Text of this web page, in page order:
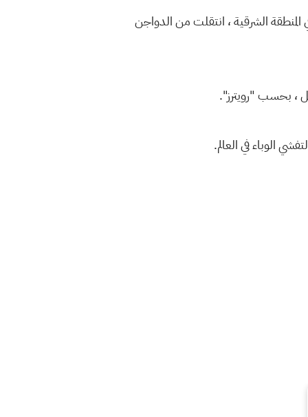
41 عامًا يعيش في مدينة تشنجيانغ في المنطقة الشرقية ، انتقلت من الدواجن